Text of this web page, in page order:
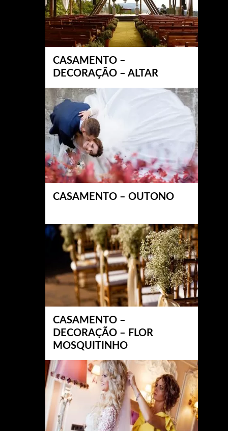
CASAMENTO –
DECORAÇÃO – ALTAR
CASAMENTO – OUTONO
CASAMENTO –
DECORAÇÃO – FLOR
MOSQUITINHO